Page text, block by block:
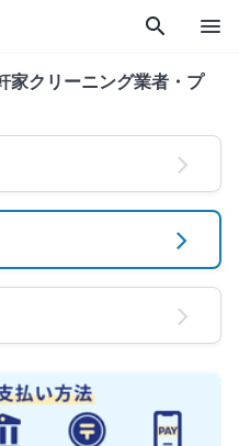
search menu
家クリーニング業者・プ